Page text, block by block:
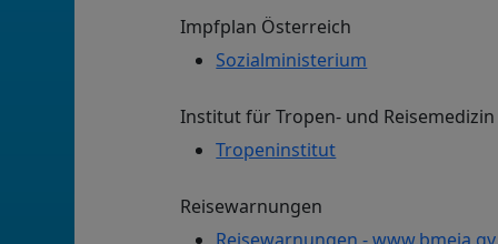
Impfplan Österreich
Sozialministerium
Institut für Tropen- und Reisemedizin
Tropeninstitut
Reisewarnungen